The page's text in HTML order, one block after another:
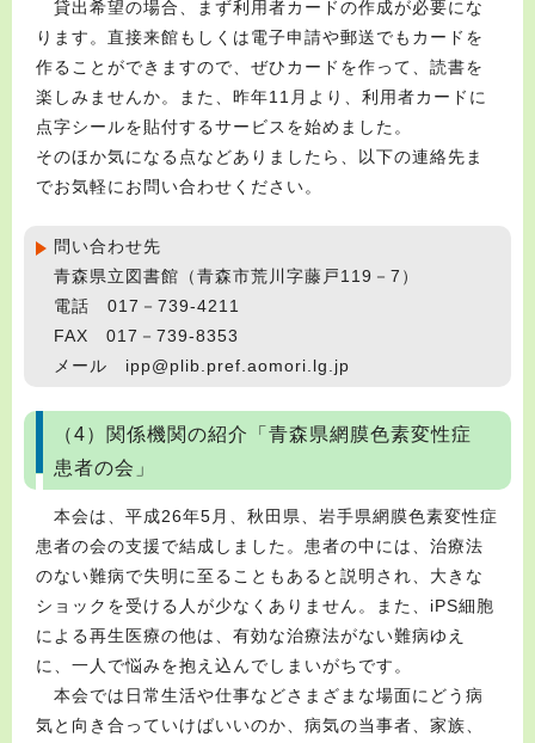
貸出希望の場合、まず利用者カードの作成が必要にな
ります。直接来館もしくは電子申請や郵送でもカードを
作ることができますので、ぜひカードを作って、読書を
楽しみませんか。また、昨年11月より、利用者カードに
点字シールを貼付するサービスを始めました。
そのほか気になる点などありましたら、以下の連絡先ま
でお気軽にお問い合わせください。
問い合わせ先
青森県立図書館（青森市荒川字藤戸119－7）
電話 017－739-4211
FAX 017－739-8353
メール ipp@plib.pref.aomori.lg.jp
（4）関係機関の紹介「青森県網膜色素変性症
患者の会」
本会は、平成26年5月、秋田県、岩手県網膜色素変性症
患者の会の支援で結成しました。患者の中には、治療法
のない難病で失明に至ることもあると説明され、大きな
ショックを受ける人が少なくありません。また、iPS細胞
による再生医療の他は、有効な治療法がない難病ゆえ
に、一人で悩みを抱え込んでしまいがちです。
本会では日常生活や仕事などさまざまな場面にどう病
気と向き合っていけばいいのか、病気の当事者、家族、